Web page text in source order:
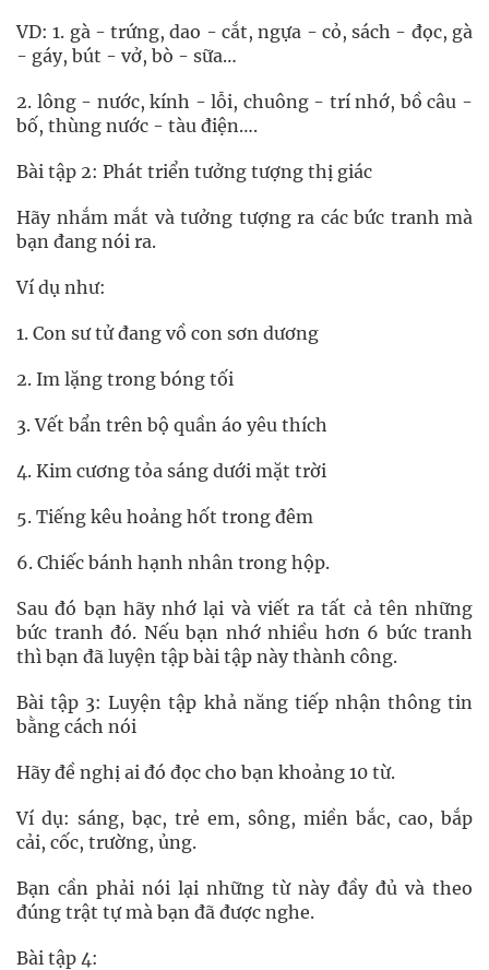
VD: 1. gà - trứng, dao - cắt, ngựa - cỏ, sách - đọc, gà
- gáy, bút - vở, bò - sữa…
2. lông - nước, kính - lỗi, chuông - trí nhớ, bồ câu -
bố, thùng nước - tàu điện….
Bài tập 2: Phát triển tưởng tượng thị giác
Hãy nhắm mắt và tưởng tượng ra các bức tranh mà
bạn đang nói ra.
Ví dụ như:
1. Con sư tử đang vồ con sơn dương
2. Im lặng trong bóng tối
3. Vết bẩn trên bộ quần áo yêu thích
4. Kim cương tỏa sáng dưới mặt trời
5. Tiếng kêu hoảng hốt trong đêm
6. Chiếc bánh hạnh nhân trong hộp.
Sau đó bạn hãy nhớ lại và viết ra tất cả tên những
bức tranh đó. Nếu bạn nhớ nhiều hơn 6 bức tranh
thì bạn đã luyện tập bài tập này thành công.
Bài tập 3: Luyện tập khả năng tiếp nhận thông tin
bằng cách nói
Hãy đề nghị ai đó đọc cho bạn khoảng 10 từ.
Ví dụ: sáng, bạc, trẻ em, sông, miền bắc, cao, bắp
cải, cốc, trường, ủng.
Bạn cần phải nói lại những từ này đầy đủ và theo
đúng trật tự mà bạn đã được nghe.
Bài tập 4: